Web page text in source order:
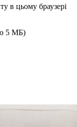
в цьому браузері
5 МБ)